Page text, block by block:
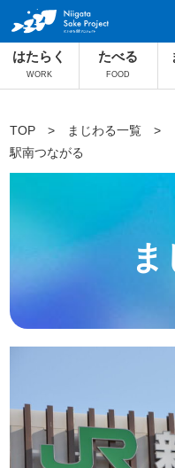
はたらく
WORK
たべる
FOOD
TOP > まじわる一覧 >
駅南つながる